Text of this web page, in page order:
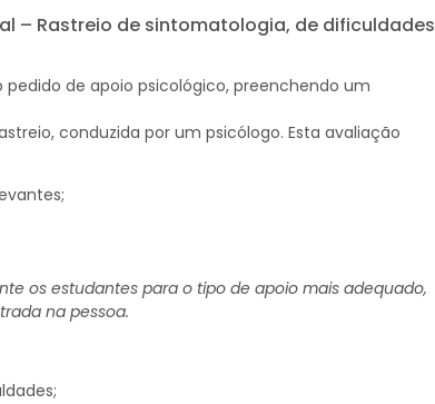
– Rastreio de sintomatologia, de dificuldades
de apoio psicológico, preenchendo um
conduzida por um psicólogo. Esta avaliação
os estudantes para o tipo de apoio mais adequado,
na pessoa.